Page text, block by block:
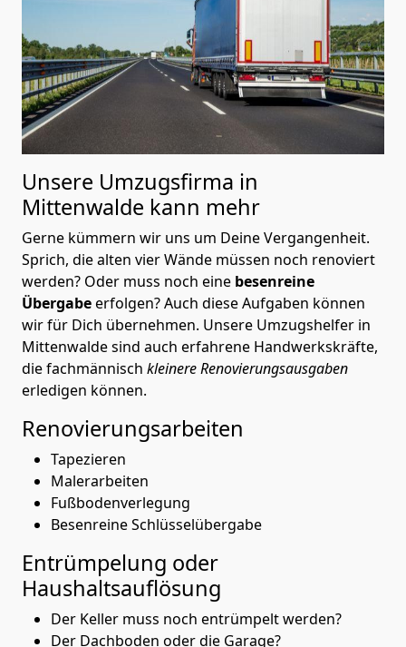
Unsere Umzugsfirma in
Mittenwalde kann mehr
Gerne kümmern wir uns um Deine Vergangenheit.
Sprich, die alten vier Wände müssen noch renoviert
werden? Oder muss noch eine besenreine
Übergabeerfolgen? Auch diese Aufgaben können
wir für Dich übernehmen. Unsere Umzugshelfer in
Mittenwalde sind auch erfahrene Handwerkskräfte,
die fachmännisch kleinere Renovierungsausgaben
erledigen können.
Renovierungsarbeiten
Tapezieren
Malerarbeiten
Fußbodenverlegung
Besenreine Schlüsselübergabe
Entrümpelung oder
Haushaltsauflösung
Der Keller muss noch entrümpelt werden?
Der Dachboden oder die Garage?